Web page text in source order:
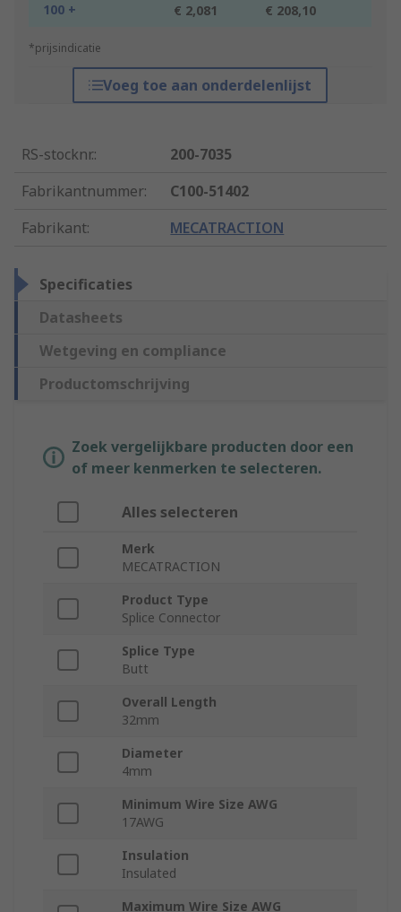
100 + € 2,081 € 208,10
*prijsindicatie
Voeg toe aan onderdelenlijst
RS-stocknr.:
200-7035
Fabrikantnummer:
C100-51402
Fabrikant: MECATRACTION
Specificaties
Datasheets
Wetgeving en compliance
Productomschrijving
Zoek vergelijkbare producten door een
of meer kenmerken te selecteren.
Alles selecteren
Merk
MECATRACTION
Product Type
Splice Connector
Splice Type
Butt
Overall Length
32mm
Diameter
4mm
Minimum Wire Size AWG
17AWG
Insulation
Insulated
Maximum Wire Size AWG